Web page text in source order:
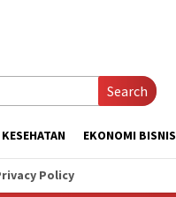
Search
EKONOMI BISNIS
Policy